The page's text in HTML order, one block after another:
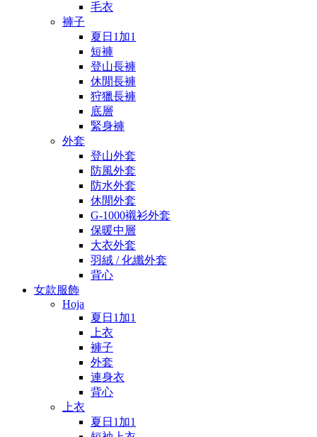
毛衣
褲子
夏日1加1
短褲
登山長褲
休閒長褲
狩獵長褲
底層
緊身褲
外套
登山外套
防風外套
防水外套
休閒外套
G-1000襯衫外套
保暖中層
大衣外套
羽絨 / 化纖外套
背心
女款服飾
Hoja
夏日1加1
上衣
褲子
外套
連身衣
背心
上衣
夏日1加1